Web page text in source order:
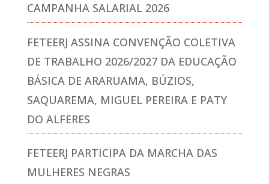
CAMPANHA SALARIAL 2026
FETEERJ ASSINA CONVENÇÃO COLETIVA
DE TRABALHO 2026/2027 DA EDUCAÇÃO
BÁSICA DE ARARUAMA, BÚZIOS,
SAQUAREMA, MIGUEL PEREIRA E PATY
DO ALFERES
FETEERJ PARTICIPA DA MARCHA DAS
MULHERES NEGRAS